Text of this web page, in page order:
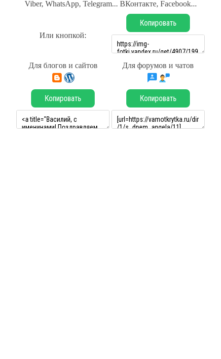
Viber, WhatsApp, Telegram... ВКонтакте, Facebook...
Или кнопкой:
Копировать
Для блогов и сайтов Для форумов и чатов
Копировать Копировать